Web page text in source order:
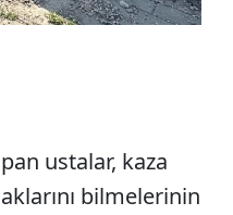
ustalar, kaza
bilmelerinin